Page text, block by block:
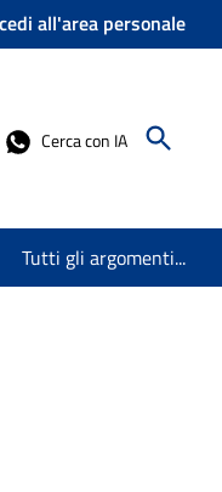
all'area personale
Cerca con IA
Tutti gli argomenti...